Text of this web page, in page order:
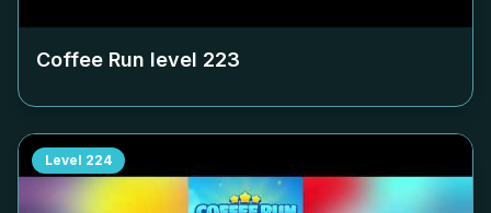
Coffee Run level 223
Level 224